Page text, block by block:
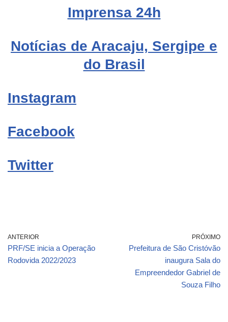
Imprensa 24h
Notícias de Aracaju, Sergipe e
do Brasil
Instagram
Facebook
Twitter
ANTERIOR
PRF/SE inicia a Operação
Rodovida 2022/2023
PRÓXIMO
Prefeitura de São Cristóvão
inaugura Sala do
Empreendedor Gabriel de
Souza Filho